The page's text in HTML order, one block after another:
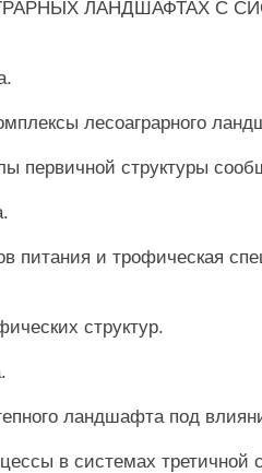
ЛАНДШАФТАХ С
лесоаграрного
первичной структуры
питания и трофическая
структур.
ландшафта под
в системах третичной